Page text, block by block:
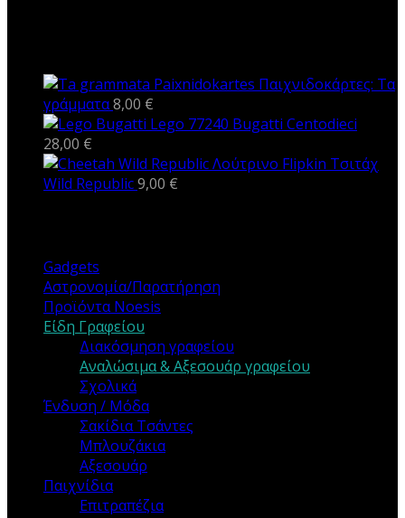
Παιχνιδοκάρτες: Τα
γράμματα8,00 €
Lego 77240 Bugatti Centodieci
28,00 €
Λούτρινο Flipkin Τσιτάχ
Wild Republic9,00 €
Gadgets
Αστρονομία/Παρατήρηση
Προϊόντα Noesis
Είδη Γραφείου
Διακόσμηση γραφείου
Αναλώσιμα & Αξεσουάρ γραφείου
Σχολικά
Ένδυση / Μόδα
Σακίδια Τσάντες
Μπλουζάκια
Αξεσουάρ
Παιχνίδια
Επιτραπέζια